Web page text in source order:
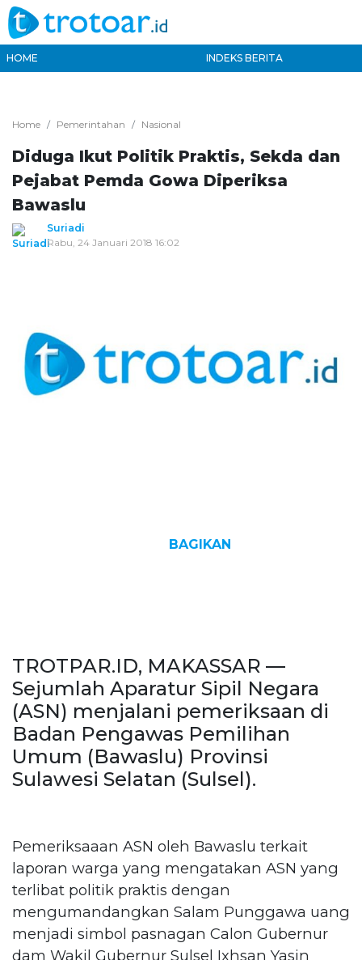
HOME INDEKS BERITA
Home Pemerintahan Nasional
Diduga Ikut Politik Praktis, Sekda dan
Pejabat Pemda Gowa Diperiksa
Bawaslu
Suriadi
Rabu, 24 Januari 2018 16:02
BAGIKAN
TROTPAR.ID, MAKASSAR —
Sejumlah Aparatur Sipil Negara
(ASN) menjalani pemeriksaan di
Badan Pengawas Pemilihan
Umum (Bawaslu) Provinsi
Sulawesi Selatan (Sulsel).
Pemeriksaaan ASN oleh Bawaslu terkait
laporan warga yang mengatakan ASN yang
terlibat politik praktis dengan
mengumandangkan Salam Punggawa uang
menjadi simbol pasnagan Calon Gubernur
dam Wakil Gubernur Sulsel Ixhsan Yasin